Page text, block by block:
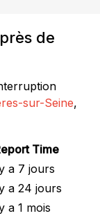
de
sur-Seine,
Time
a 7 jours
a 24 jours
a 1 mois